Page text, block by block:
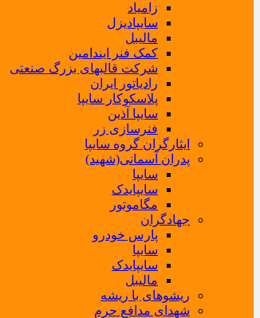
زامیاد
سایپادیزل
مالیبل
کمک فنر ایندامین
شرکت قالبهای بزرگ صنعتی
رادیاتور ایران
پلاسکوکار سایپا
سایپا آذین
فنرسازی زر
ایثارگران گروه سایپا
پدران آسمانی(شهید)
سایپا
سایپایدک
مگاموتور
جهادگران
پارس خودرو
سایپا
سایپایدک
مالیبل
ریشوهای با ریشه
شهدای مدافع حرم